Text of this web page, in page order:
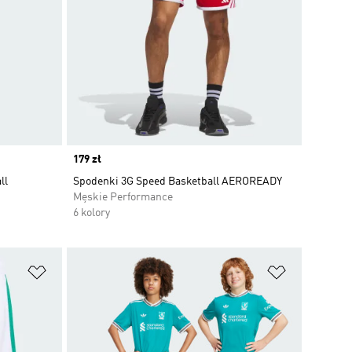
Price
179 zł
Spodenki 3G Speed Basketball AEROREADY
Męskie Performance
6 kolory
Dodaj do listy życzeń